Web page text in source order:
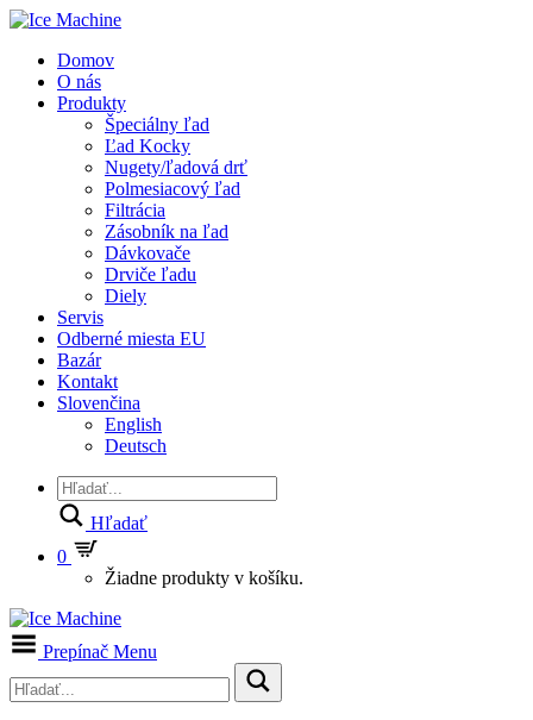
Domov
O nás
Produkty
Špeciálny ľad
Ľad Kocky
Nugety/ľadová drť
Polmesiacový ľad
Filtrácia
Zásobník na ľad
Dávkovače
Drviče ľadu
Diely
Servis
Odberné miesta EU
Bazár
Kontakt
Slovenčina
English
Deutsch
Hľadať
0
Žiadne produkty v košíku.
Prepínač Menu